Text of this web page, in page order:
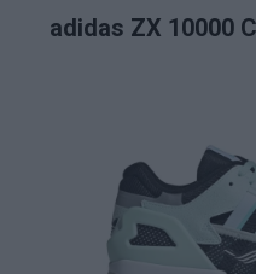
adidas ZX 10000